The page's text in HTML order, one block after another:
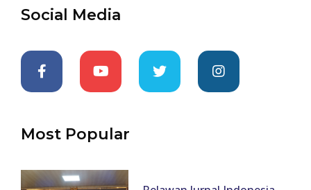
Social Media
Most Popular